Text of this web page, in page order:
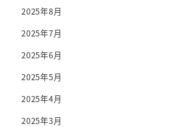
2025年8月
2025年7月
2025年6月
2025年5月
2025年4月
2025年3月